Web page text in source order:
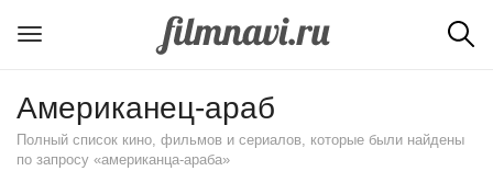
Американец-араб
Полный список кино, фильмов и сериалов, которые были найдены
по запросу «американца-араба»